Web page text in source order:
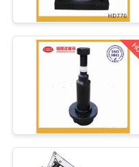
CONTACTEER
ONS
VERZOEK
CITAAT
De